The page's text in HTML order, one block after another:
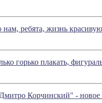
ребята, жизнь
горько плакать,
Корчинский" -